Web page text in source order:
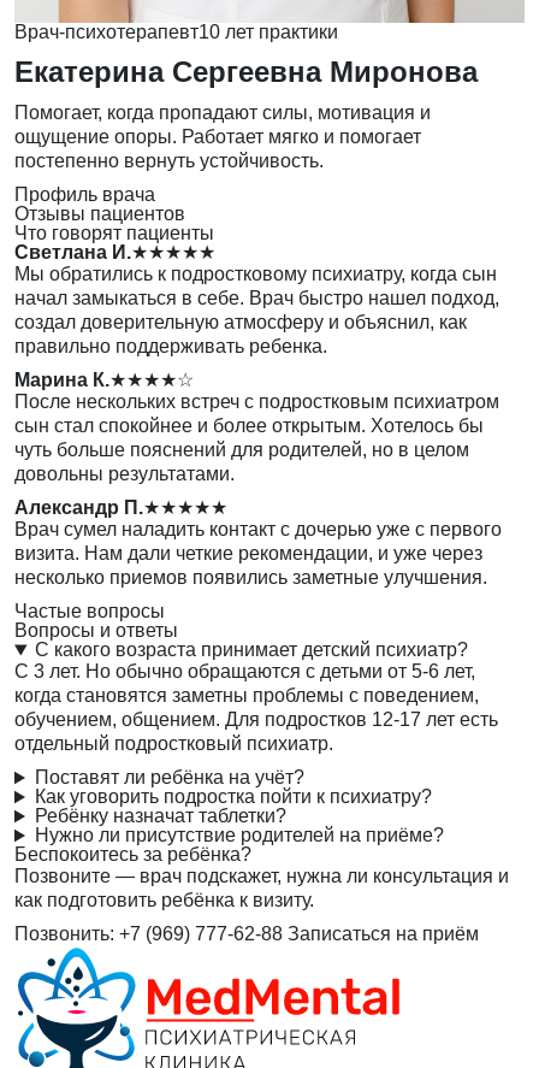
Врач-психотерапевт10 лет практики
Екатерина Сергеевна Миронова
Помогает, когда пропадают силы, мотивация и
ощущение опоры. Работает мягко и помогает
постепенно вернуть устойчивость.
Профиль врача
Отзывы пациентов
Что говорят пациенты
Светлана И.★★★★★
Мы обратились к подростковому психиатру, когда сын
начал замыкаться в себе. Врач быстро нашел подход,
создал доверительную атмосферу и объяснил, как
правильно поддерживать ребенка.
Марина К.★★★★☆
После нескольких встреч с подростковым психиатром
сын стал спокойнее и более открытым. Хотелось бы
чуть больше пояснений для родителей, но в целом
довольны результатами.
Александр П.★★★★★
Врач сумел наладить контакт с дочерью уже с первого
визита. Нам дали четкие рекомендации, и уже через
несколько приемов появились заметные улучшения.
Частые вопросы
Вопросы и ответы
С какого возраста принимает детский психиатр?
С 3 лет. Но обычно обращаются с детьми от 5-6 лет,
когда становятся заметны проблемы с поведением,
обучением, общением. Для подростков 12-17 лет есть
отдельный подростковый психиатр.
Поставят ли ребёнка на учёт?
Как уговорить подростка пойти к психиатру?
Ребёнку назначат таблетки?
Нужно ли присутствие родителей на приёме?
Беспокоитесь за ребёнка?
Позвоните — врач подскажет, нужна ли консультация и
как подготовить ребёнка к визиту.
Позвонить: +7 (969) 777-62-88 Записаться на приём